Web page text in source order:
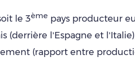
le 3ème pays producteur
(derrière l’Espagne et
(rapport entre